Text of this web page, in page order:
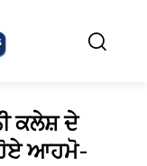
ਕਲੇਸ਼ ਦੇ
ਆਹਮੋ-